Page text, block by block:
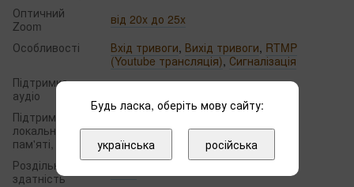
Оптичний
Zoom
від 20x до 25x
Особливості
Вхід тривоги, Вихід тривоги, RTMP
(Youtube трансляція), Сигналізація
Підтримка
аудіо
Підтримка
локальної
пам'яті, Гб
512
Роздільна
здатність
Будь ласка, оберіть мову сайту:
українська російська